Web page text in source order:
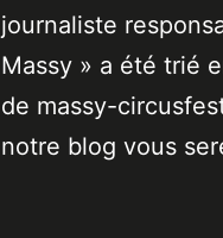
journaliste
Massy » a été trié
de massy-
notre blog vous